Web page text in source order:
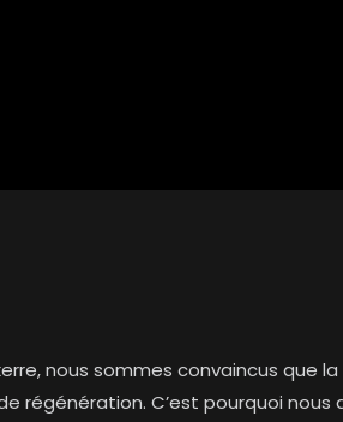
nous sommes convaincus que
régénération. C’est pourquoi nous